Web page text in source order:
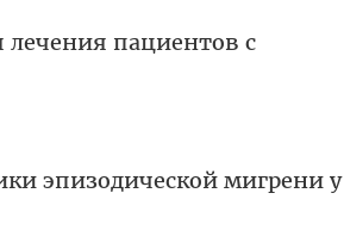
пациентов с
эпизодической мигрени у